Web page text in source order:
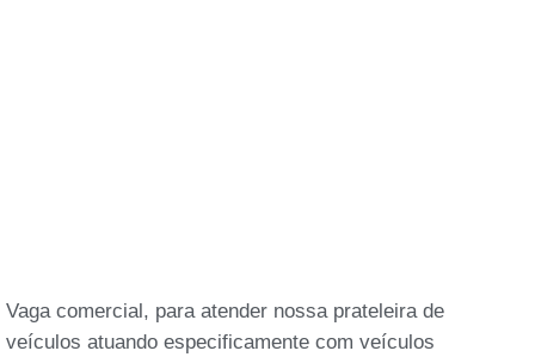
Vaga comercial, para atender nossa prateleira de
veículos atuando especificamente com veículos